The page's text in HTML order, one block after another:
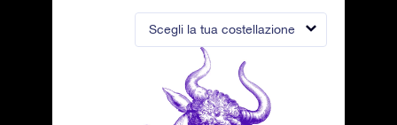
Scegli la tua costellazione